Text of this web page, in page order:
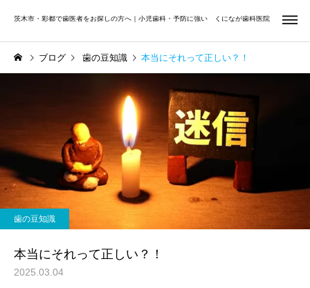
茨木市・彩都で歯医者をお探しの方へ｜小児歯科・予防に強い くになが歯科医院
虫歯治療
Uncategorized
夏休みは小学生・中学生の
お口を見直すチャンス｜む
し歯・歯並び・学校歯科健
矯正歯科
前歯だけ気になる方へ
ブログ 歯の豆知識 本当にそれって正しい？！
歯の豆知識
本当にそれって正しい？！
2025.03.04